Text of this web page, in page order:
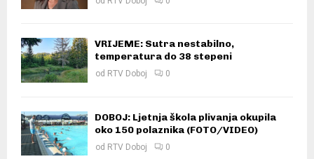
VRIJEME: Sutra nestabilno,
temperatura do 38 stepeni
od RTV Doboj 0
DOBOJ: Ljetnja škola plivanja okupila
oko 150 polaznika (FOTO/VIDEO)
od RTV Doboj 0